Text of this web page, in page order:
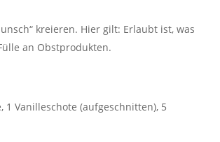
kreieren. Hier gilt: Erlaubt ist, was
an Obstprodukten.
Vanilleschote (aufgeschnitten), 5